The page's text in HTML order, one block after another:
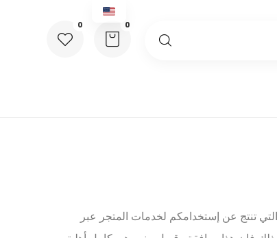
تنتج عن إستخدامكم لخدمات المتجر عبر